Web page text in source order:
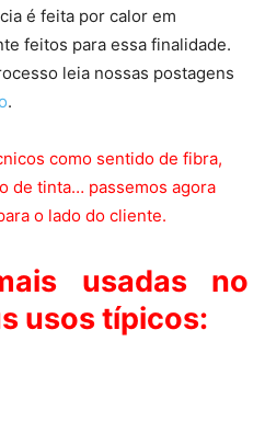
é feita por calor em
feitos para essa finalidade.
leia nossas postagens
.
como sentido de fibra,
de tinta… passemos agora
o lado do cliente.
usadas no
usos típicos: